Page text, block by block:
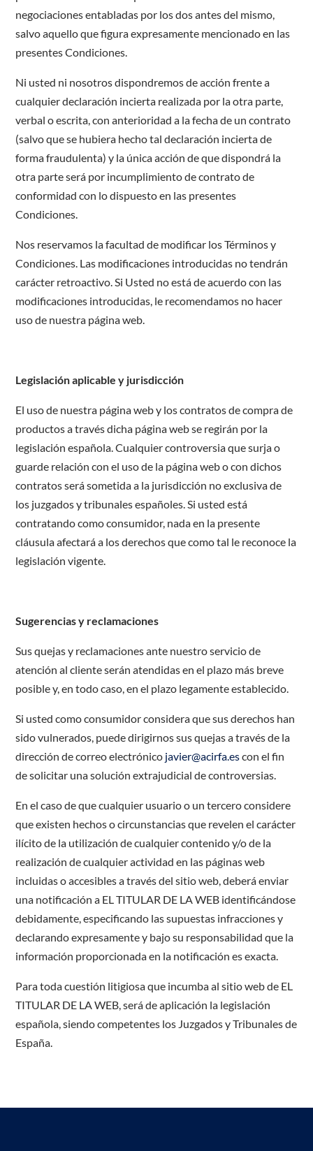
negociaciones entabladas por los dos antes del mismo,
salvo aquello que figura expresamente mencionado en las
presentes Condiciones.
Ni usted ni nosotros dispondremos de acción frente a
cualquier declaración incierta realizada por la otra parte,
verbal o escrita, con anterioridad a la fecha de un contrato
(salvo que se hubiera hecho tal declaración incierta de
forma fraudulenta) y la única acción de que dispondrá la
otra parte será por incumplimiento de contrato de
conformidad con lo dispuesto en las presentes
Condiciones.
Nos reservamos la facultad de modificar los Términos y
Condiciones. Las modificaciones introducidas no tendrán
carácter retroactivo. Si Usted no está de acuerdo con las
modificaciones introducidas, le recomendamos no hacer
uso de nuestra página web.
Legislación aplicable y jurisdicción
El uso de nuestra página web y los contratos de compra de
productos a través dicha página web se regirán por la
legislación española. Cualquier controversia que surja o
guarde relación con el uso de la página web o con dichos
contratos será sometida a la jurisdicción no exclusiva de
los juzgados y tribunales españoles. Si usted está
contratando como consumidor, nada en la presente
cláusula afectará a los derechos que como tal le reconoce la
legislación vigente.
Sugerencias y reclamaciones
Sus quejas y reclamaciones ante nuestro servicio de
atención al cliente serán atendidas en el plazo más breve
posible y, en todo caso, en el plazo legamente establecido.
Si usted como consumidor considera que sus derechos han
sido vulnerados, puede dirigirnos sus quejas a través de la
dirección de correo electrónico javier@acirfa.escon el fin
de solicitar una solución extrajudicial de controversias.
En el caso de que cualquier usuario o un tercero considere
que existen hechos o circunstancias que revelen el carácter
ilícito de la utilización de cualquier contenido y/o de la
realización de cualquier actividad en las páginas web
incluidas o accesibles a través del sitio web, deberá enviar
una notificación a EL TITULAR DE LA WEB identificándose
debidamente, especificando las supuestas infracciones y
declarando expresamente y bajo su responsabilidad que la
información proporcionada en la notificación es exacta.
Para toda cuestión litigiosa que incumba al sitio web de EL
TITULAR DE LA WEB, será de aplicación la legislación
española, siendo competentes los Juzgados y Tribunales de
España.